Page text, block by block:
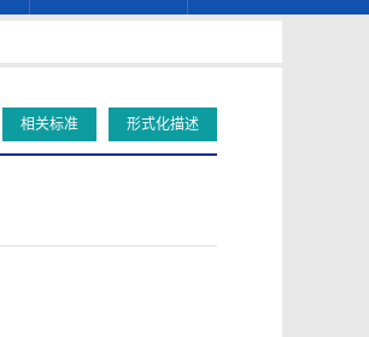
相关标准 形式化描述